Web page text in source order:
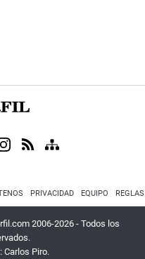
PRIVACIDAD EQUIPO
2006-2026 - Todos los
Carlos Piro.